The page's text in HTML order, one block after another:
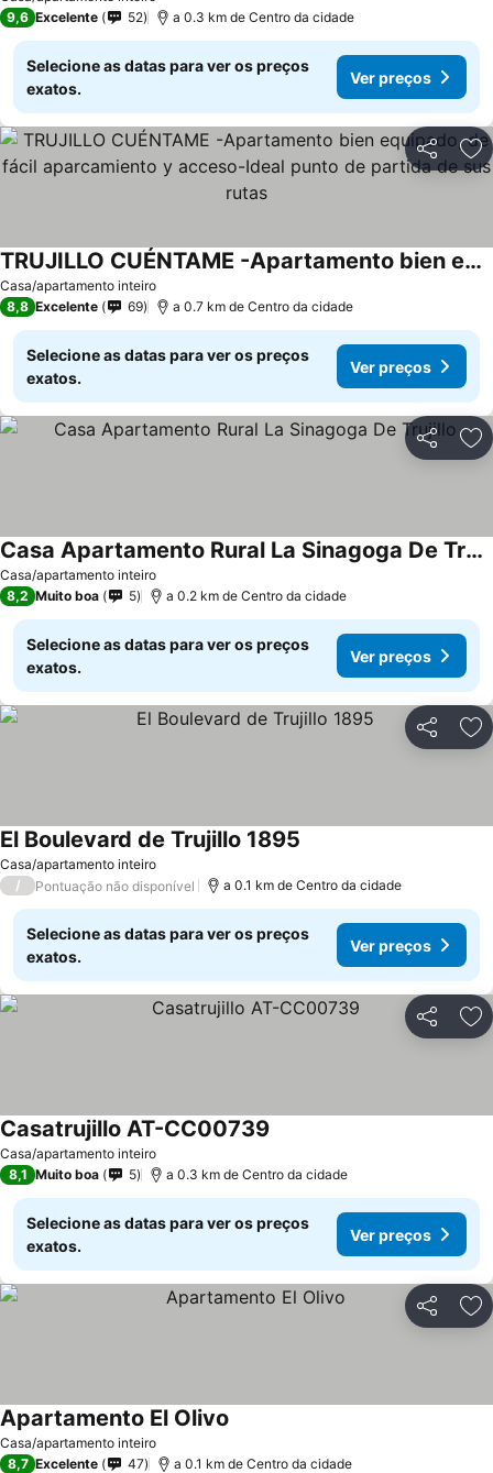
9,6 Excelente 52 a 0.3 km de Centro da cidade
Selecione as datas para ver os preços
exatos.
Ver preços
Partilhar
Casa/apartamento inteiro
TRUJILLO CUÉNTAME -Apartamento bien equipado, de fácil aparcamiento y acceso-Ideal punto de partida de sus rutas
Ver preços
8,8 Excelente 69 a 0.7 km de Centro da cidade
Selecione as datas para ver os preços
exatos.
Ver preços
Partilhar
Casa/apartamento inteiro
Casa Apartamento Rural La Sinagoga De Trujillo
Ver preços
8,2 Muito boa 5 a 0.2 km de Centro da cidade
Selecione as datas para ver os preços
exatos.
Ver preços
Partilhar
Casa/apartamento inteiro
El Boulevard de Trujillo 1895
/ Pontuação não disponível a 0.1 km de Centro da cidade
Selecione as datas para ver os preços
exatos.
Ver preços
Partilhar
Casa/apartamento inteiro
Casatrujillo AT-CC00739
8,1 Muito boa 5 a 0.3 km de Centro da cidade
Selecione as datas para ver os preços
exatos.
Ver preços
Partilhar
Casa/apartamento inteiro
Apartamento El Olivo
8,7 Excelente 47 a 0.1 km de Centro da cidade